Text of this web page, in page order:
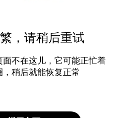
，请稍后重试
面不在这儿，它可能正忙着
，稍后就能恢复正常